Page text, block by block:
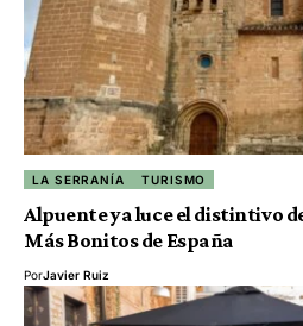
LA SERRANÍA TURISMO
Alpuente ya luce el distintivo
Más Bonitos de España
PorJavier Ruiz